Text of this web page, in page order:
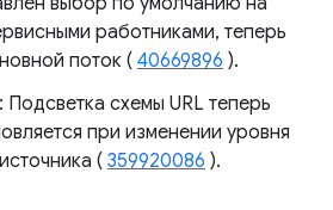
работниками, теперь
поток ( 40669896 ).
Подсветка схемы URL теперь
при изменении уровня
( 359920086 ).